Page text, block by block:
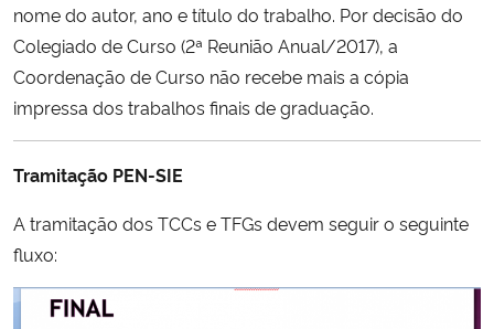
Controladoria-Geral da União
Ministério da Mulher, da Família e dos Direitos Humanos
Secretaria de Governo
Gabinete de Segurança Institucional
Advocacia-Geral da União
nome do autor, ano e título do trabalho. Por decisão do
Colegiado de Curso (2ª Reunião Anual/2017), a
Coordenação de Curso não recebe mais a cópia
impressa dos trabalhos finais de graduação.
Tramitação PEN-SIE
A tramitação dos TCCs e TFGs devem seguir o seguinte
fluxo: